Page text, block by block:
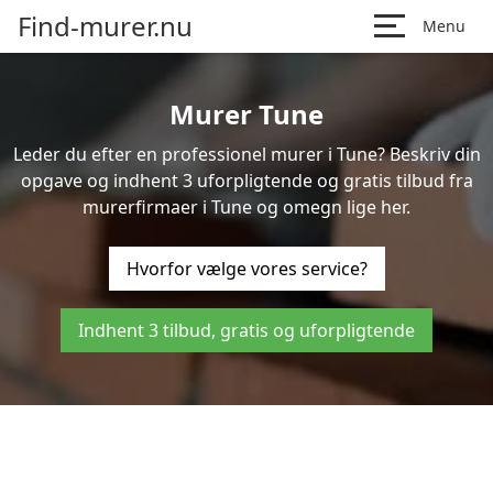
Find-murer.nu Menu
Murer Tune
Leder du efter en professionel murer i Tune? Beskriv din
opgave og indhent 3 uforpligtende og gratis tilbud fra
murerfirmaer i Tune og omegn lige her.
Hvorfor vælge vores service?
Indhent 3 tilbud, gratis og uforpligtende